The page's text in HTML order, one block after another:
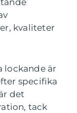
kvaliteter
lockande är
specifika
det
tack